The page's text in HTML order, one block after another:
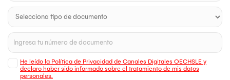
He leído la Política de Privacidad de Canales Digitales OECHSLE y
declaro haber sido informado sobre el tratamiento de mis datos
personales.